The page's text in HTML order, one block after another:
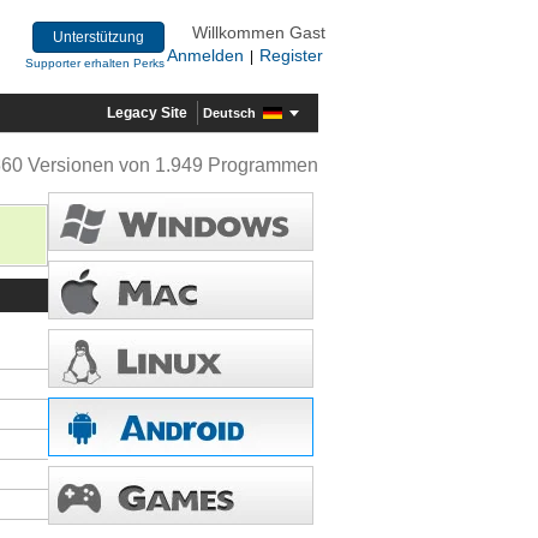
Unterstützung
Supporter erhalten Perks
Willkommen Gast
Anmelden
Register
Legacy Site Deutsch
Versionen von 1.949 Programmen